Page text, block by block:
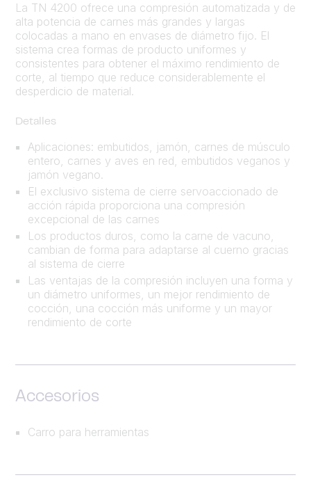
La TN 4200 ofrece una compresión automatizada y de
alta potencia de carnes más grandes y largas
colocadas a mano en envases de diámetro fijo. El
sistema crea formas de producto uniformes y
consistentes para obtener el máximo rendimiento de
corte, al tiempo que reduce considerablemente el
desperdicio de material.
Detalles
Aplicaciones: embutidos, jamón, carnes de músculo
entero, carnes y aves en red, embutidos veganos y
jamón vegano.
El exclusivo sistema de cierre servoaccionado de
acción rápida proporciona una compresión
excepcional de las carnes
Los productos duros, como la carne de vacuno,
cambian de forma para adaptarse al cuerno gracias
al sistema de cierre
Las ventajas de la compresión incluyen una forma y
un diámetro uniformes, un mejor rendimiento de
cocción, una cocción más uniforme y un mayor
rendimiento de corte
Accesorios
Carro para herramientas